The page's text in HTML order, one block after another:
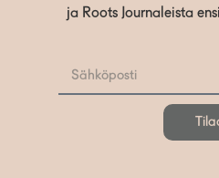
ja Roots Journaleista